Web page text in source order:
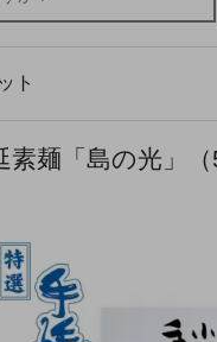
ト
素麺「島の光」（